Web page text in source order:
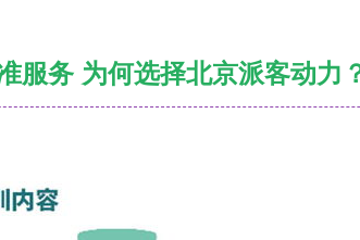
服务 为何选择北京派客动力